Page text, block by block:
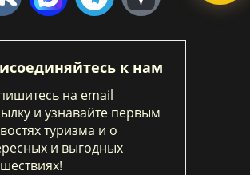
к нам
на email
и узнавайте первым
туризма и о
и выгодных